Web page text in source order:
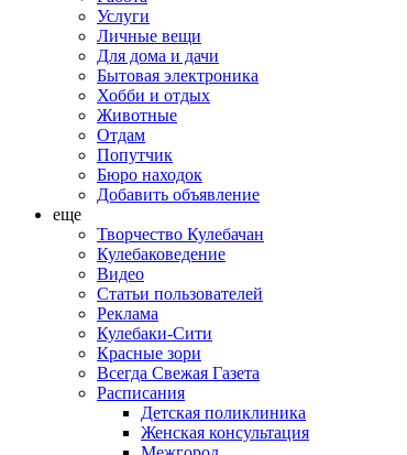
Услуги
Личные вещи
Для дома и дачи
Бытовая электроника
Хобби и отдых
Животные
Отдам
Попутчик
Бюро находок
Добавить объявление
еще
Творчество Кулебачан
Кулебаковедение
Видео
Статьи пользователей
Реклама
Кулебаки-Сити
Красные зори
Всегда Свежая Газета
Расписания
Детская поликлиника
Женская консультация